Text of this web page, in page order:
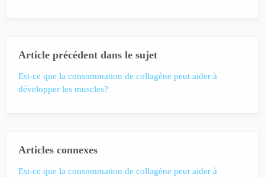
Article précédent dans le sujet
Est-ce que la consommation de collagène peut aider à
développer les muscles?
Articles connexes
Est-ce que la consommation de collagène peut aider à